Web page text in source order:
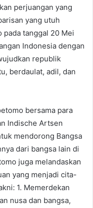
perjuangan yang
yang utuh
tanggal 20 Mei
Indonesia dengan
republik
berdaulat, adil, dan
bersama para
Indische Artsen
mendorong Bangsa
dari bangsa lain di
juga melandaskan
yang menjadi cita-
1. Memerdekan
nusa dan bangsa,